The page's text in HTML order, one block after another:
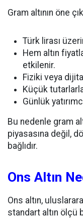
Gram altının öne
Türk lirası
Hem altın
etkilenir.
Fiziki veya
Küçük
Günlük
Bu nedenle gram
piyasasına değil,
bağlıdır.
Ons Altın
Ons altın,
standart altın ölçü